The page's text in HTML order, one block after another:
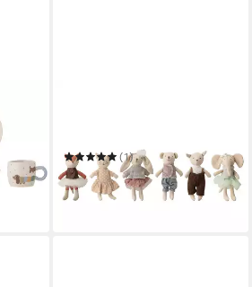
6er Set
(1)
68,93 € UVP94,90 €
-27%